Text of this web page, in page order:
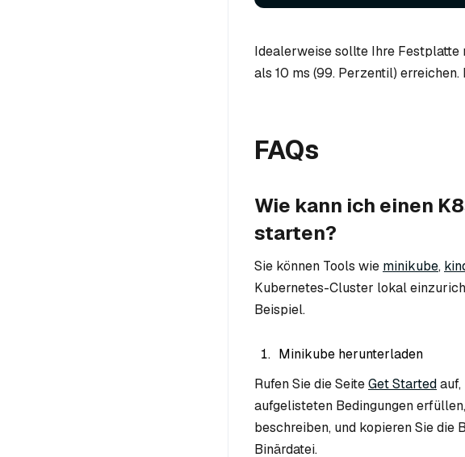
Idealerweise sollte Ihre
als 10 ms (99. Perzentil)
FAQs
Wie kann ich einen
starten?
Sie können Tools wie minikube,
Kubernetes-Cluster lokal
Beispiel.
Minikube herunterladen
Rufen Sie die SeiteGet Started
aufgelisteten Bedingungen
beschreiben, und kopieren Sie
Binärdatei.